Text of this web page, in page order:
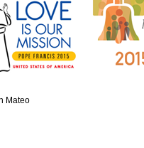
LATINE
Mateo